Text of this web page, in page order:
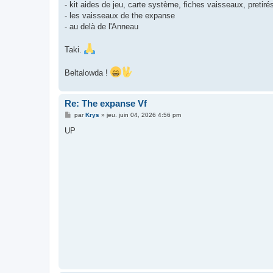
- kit aides de jeu, carte système, fiches vaisseaux,
- les vaisseaux de the expanse
- au delà de l'Anneau
Taki.
Beltalowda !
Re: The expanse Vf
M
s
parKrys » jeu. juin 04, 2026 4:56 pm
UP